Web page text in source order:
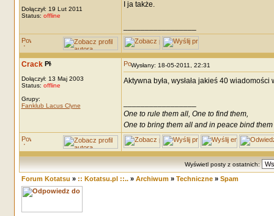
Dołączył: 19 Lut 2011
Status: offline
I ja także.
Crack
Dołączył: 13 Maj 2003
Status: offline
Grupy:
Fanklub Lacus Clyne
Wysłany: 18-05-2011, 22:31
Aktywna była, wysłała jakieś 40 wiadomości
One to rule them all, One to find them,
One to bring them all and in peace bind them
Wyświetl posty z ostatnich:
Forum Kotatsu » :: Kotatsu.pl ::..» Archiwum» Techniczne» Spam